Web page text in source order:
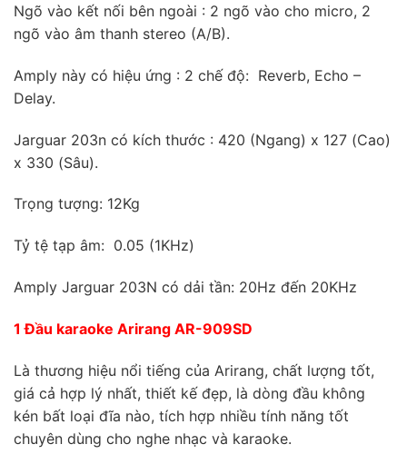
Ngõ vào kết nối bên ngoài : 2 ngõ vào cho micro, 2
ngõ vào âm thanh stereo (A/B).
Amply này có hiệu ứng : 2 chế độ: Reverb, Echo –
Delay.
Jarguar 203n có kích thước : 420 (Ngang) x 127 (Cao)
x 330 (Sâu).
Trọng tượng: 12Kg
Tỷ tệ tạp âm: 0.05 (1KHz)
Amply Jarguar 203N có dải tần: 20Hz đến 20KHz
1 Đầu karaoke Arirang AR-909SD
Là thương hiệu nổi tiếng của Arirang, chất lượng tốt,
giá cả hợp lý nhất, thiết kế đẹp, là dòng đầu không
kén bất loại đĩa nào, tích hợp nhiều tính năng tốt
chuyên dùng cho nghe nhạc và karaoke.